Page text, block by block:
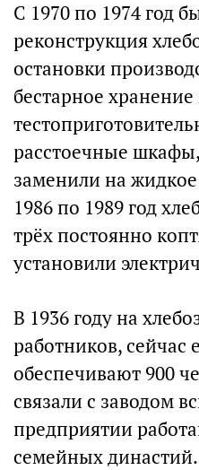
С 1970 по 1974 год
реконструкция
остановки
бестарное
расстоечные
заменили на
1986 по 1989 год
трёх постоянно
установили
В 1936 году на
работников, сейчас
обеспечивают 900
связали с заводом
предприятии
семейных династий.